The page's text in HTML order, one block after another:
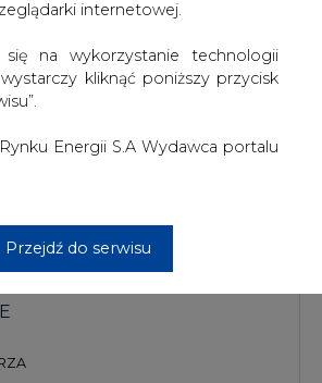
Energii S.A Wydawca portalu
Przejdź do serwisu
bez wsparcia narzędzi sztucznej inteligencji.
CIRE zgadza się na włączenie publikacji do